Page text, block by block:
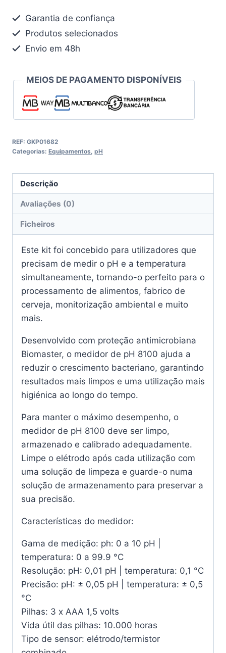
8100
Garantia de confiança
Produtos selecionados
Envio em 48h
MEIOS DE PAGAMENTO DISPONÍVEIS
REF: GKP01682
Categorias: Equipamentos pH
Descrição
Avaliações (0)
Ficheiros
Este kit foi concebido para utilizadores que
precisam de medir o pH e a temperatura
simultaneamente, tornando-o perfeito para o
processamento de alimentos, fabrico de
cerveja, monitorização ambiental e muito
mais.
Desenvolvido com proteção antimicrobiana
Biomaster, o medidor de pH 8100 ajuda a
reduzir o crescimento bacteriano, garantindo
resultados mais limpos e uma utilização mais
higiénica ao longo do tempo.
Para manter o máximo desempenho, o
medidor de pH 8100 deve ser limpo,
armazenado e calibrado adequadamente.
Limpe o elétrodo após cada utilização com
uma solução de limpeza e guarde-o numa
solução de armazenamento para preservar a
sua precisão.
Características do medidor:
Gama de medição: ph: 0 a 10 pH |
temperatura: 0 a 99.9 °C
Resolução: pH: 0,01 pH | temperatura: 0,1 °C
Precisão: pH: ± 0,05 pH | temperatura: ± 0,5
°C
Pilhas: 3 x AAA 1,5 volts
Vida útil das pilhas: 10.000 horas
Tipo de sensor: elétrodo/termistor